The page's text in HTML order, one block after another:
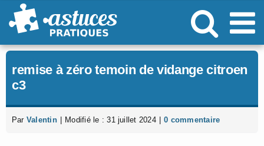
Passer
au
remise à zéro temoin de vidange citroen
c3
Par Valentin Modifié le : 31 juillet 2024 0 commentaire